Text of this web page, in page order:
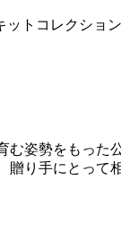
ットコレクショ
む姿勢をもった
り手にとって